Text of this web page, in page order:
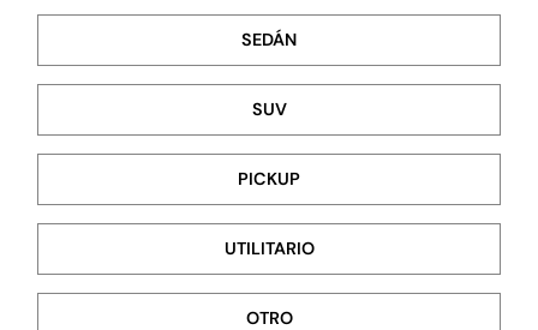
SEDÁN
SUV
PICKUP
UTILITARIO
OTRO